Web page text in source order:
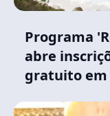
Programa
abre
gratuito em